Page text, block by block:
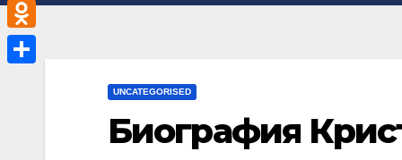
UNCATEGORISED
Биография
A
e
g
b
e
V
K
O